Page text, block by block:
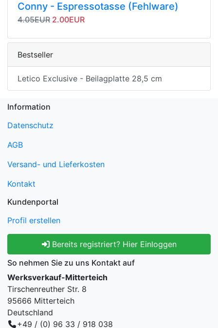
Conny - Espressotasse (Fehlware)
Originalpreis
4.05EUR Angebotspreis
2.00EUR
Bestseller
Letico Exclusive - Beilagplatte 28,5 cm
Information
Datenschutz
AGB
Versand- und Lieferkosten
Kontakt
Kundenportal
Profil erstellen
Bereits registriert? Hier Einloggen
So nehmen Sie zu uns Kontakt auf
Werksverkauf-Mitterteich
Tirschenreuther Str. 8
95666 Mitterteich
Deutschland
+49 / (0) 96 33 / 918 038